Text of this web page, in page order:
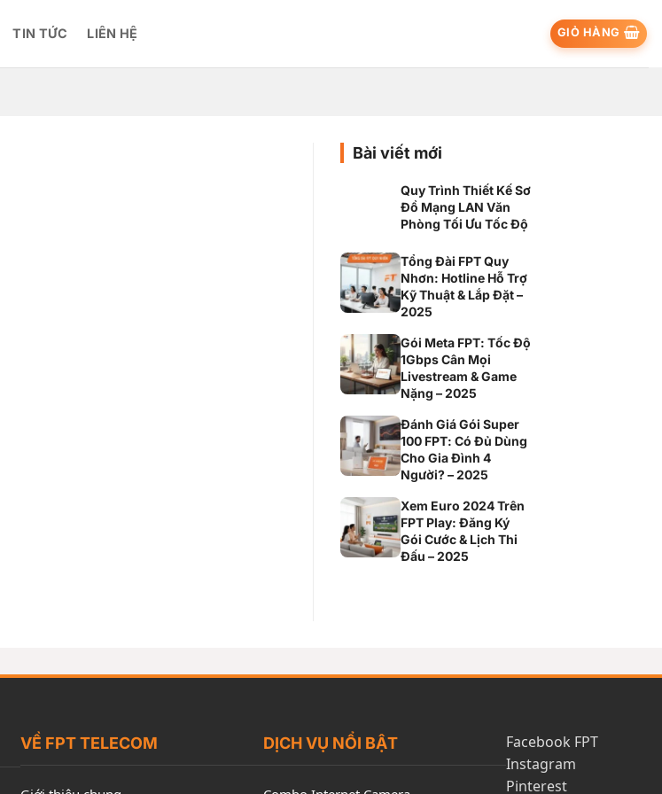
TIN TỨC LIÊN HỆ GIỎ HÀNG
Bài viết mới
Quy Trình Thiết Kế Sơ
Đồ Mạng LAN Văn
Phòng Tối Ưu Tốc Độ
Tổng Đài FPT Quy
Nhơn: Hotline Hỗ Trợ
Kỹ Thuật & Lắp Đặt –
2025
Gói Meta FPT: Tốc Độ
1Gbps Cân Mọi
Livestream & Game
Nặng – 2025
Đánh Giá Gói Super
100 FPT: Có Đủ Dùng
Cho Gia Đình 4
Người? – 2025
Xem Euro 2024 Trên
FPT Play: Đăng Ký
Gói Cước & Lịch Thi
Đấu – 2025
VỀ FPT TELECOM DỊCH VỤ NỔI BẬT
Facebook FPT
Instagram
Pinterest